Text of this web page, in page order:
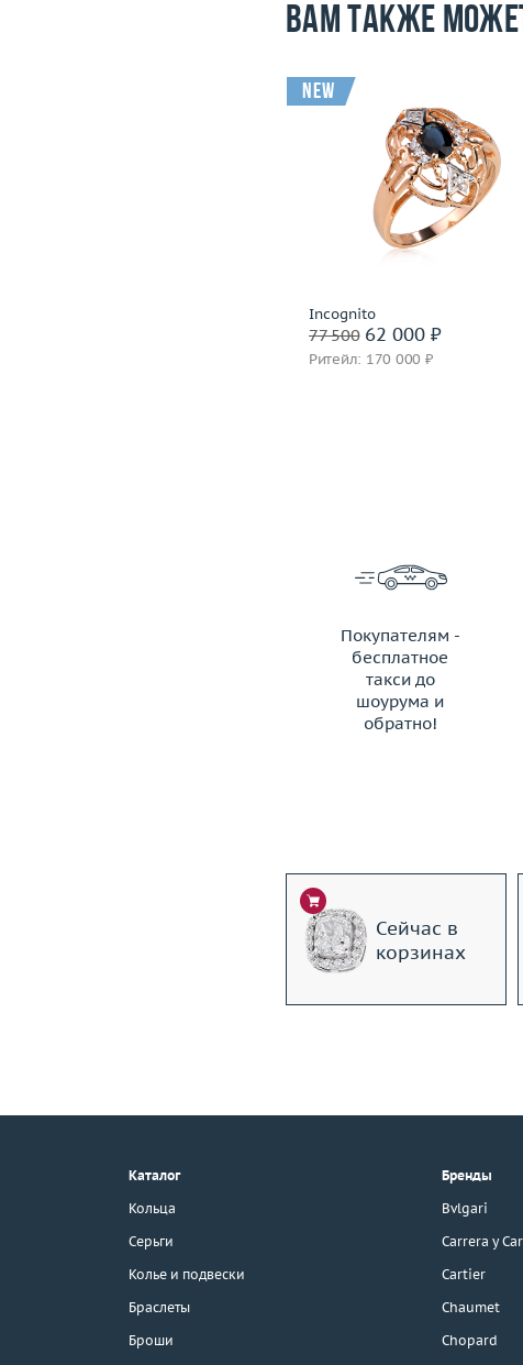
г. Москва, Тихвинский пер., д. 7,
3D-тур по шоуруму
Вам также
Incognito
77 50062 000 ₽
Ритейл: 170 000 ₽
new
Материал
золото 585
Покупателям -
бесплатное
такси до
шоурума и
обратно!
ЗАКАЗАТЬ ТАКСИ
Сейчас в
корзинах
Каталог
Кольца
Серьги
Колье и подвески
Браслеты
Броши
Бренды
Bvlgari
Carrera y
Cartier
Chaumet
Chopard